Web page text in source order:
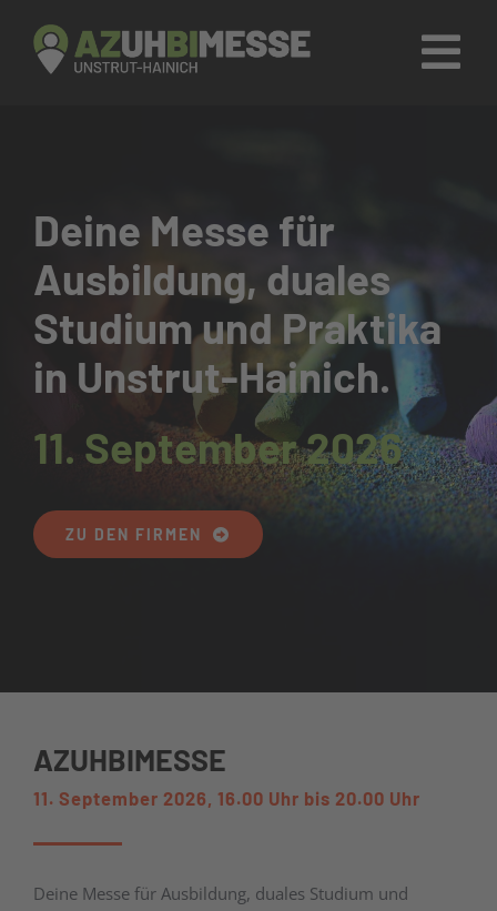
Inhalt
springen
Fahrplan
Kontakt
Deine Messe für
Ausbildung, duales
Studium und Praktika
in Unstrut-Hainich.
11. September 2026
ZU DEN FIRMEN
AZUHBIMESSE
11. September 2026, 16.00 Uhr bis 20.00 Uhr
Deine Messe für Ausbildung, duales Studium und